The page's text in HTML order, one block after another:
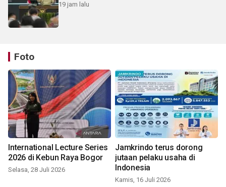
19 jam lalu
Foto
International Lecture Series
2026 di Kebun Raya Bogor
Selasa, 28 Juli 2026
Jamkrindo terus dorong
jutaan pelaku usaha di
Indonesia
Kamis, 16 Juli 2026